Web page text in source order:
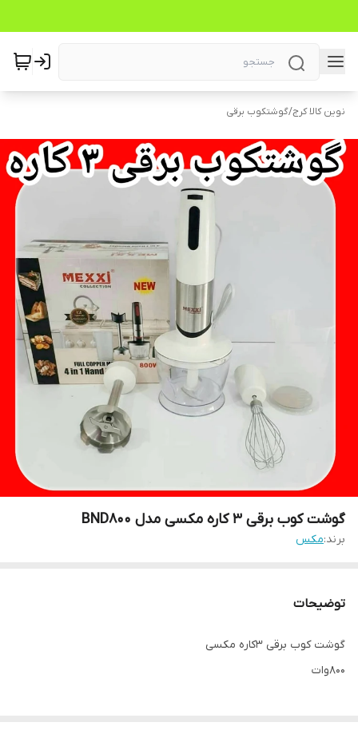
نوین کالا کرج/گوشتکوب برقی
گوشت کوب برقی ۳ کاره مکسی مدل BND800
برند:مکس
توضیحات
گوشت کوب برقی ۳کاره مکسی
۸۰۰وات